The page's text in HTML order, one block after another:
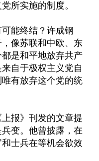
所实施的制度。
能终结？许成钢
像苏联和中欧、东
是和平地放弃共产
自于极权主义党自
有放弃这个党的统
报》刊发的文章提
变。他曾披露，在
士兵在等机会欲效